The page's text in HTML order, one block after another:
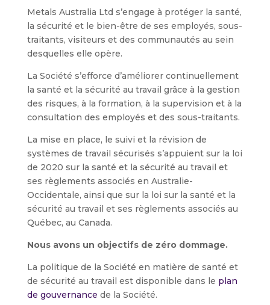
Metals Australia Ltd s’engage à protéger la santé,
la sécurité et le bien-être de ses employés, sous-
traitants, visiteurs et des communautés au sein
desquelles elle opère.
La Société s’efforce d’améliorer continuellement
la santé et la sécurité au travail grâce à la gestion
des risques, à la formation, à la supervision et à la
consultation des employés et des sous-traitants.
La mise en place, le suivi et la révision de
systèmes de travail sécurisés s’appuient sur la loi
de 2020 sur la santé et la sécurité au travail et
ses règlements associés en Australie-
Occidentale, ainsi que sur la loi sur la santé et la
sécurité au travail et ses règlements associés au
Québec, au Canada.
Nous avons un objectifs de zéro dommage.
La politique de la Société en matière de santé et
de sécurité au travail est disponible dans le plan
de gouvernance de la Société.